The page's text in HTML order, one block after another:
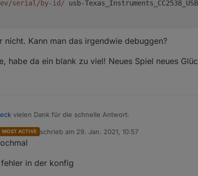
serial/by-id/ usb-
nicht. Kann man das irgendwie debuggen?
habe da ein blank zu viel! Neues Spiel neues
vielen Dank für die schnelle Antwort.
MOST ACTIVE schrieb am 29. Jan. 2021, 10:57
zuletzt editiert von
in der konfig